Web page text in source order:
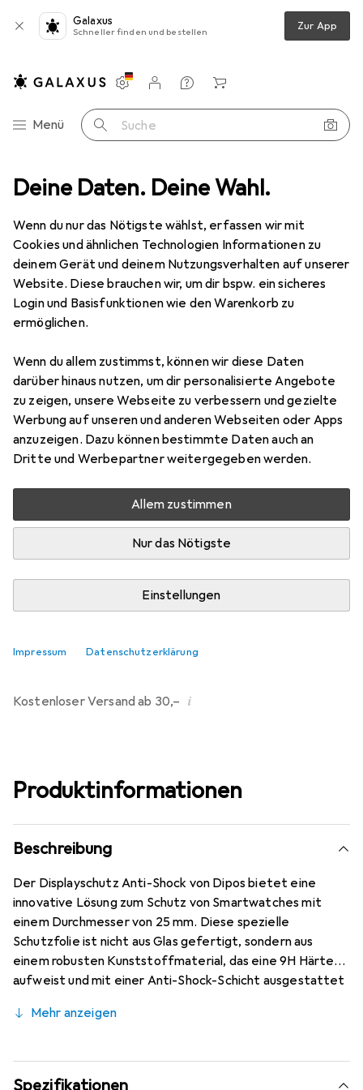
Deine Daten. Deine Wahl.
Wenn du nur das Nötigste wählst, erfassen wir mit
Cookies und ähnlichen Technologien Informationen zu
deinem Gerät und deinem Nutzungsverhalten auf unserer
Website. Diese brauchen wir, um dir bspw. ein sicheres
Login und Basisfunktionen wie den Warenkorb zu
ermöglichen.
Wenn du allem zustimmst, können wir diese Daten
darüber hinaus nutzen, um dir personalisierte Angebote
zu zeigen, unsere Webseite zu verbessern und gezielte
Werbung auf unseren und anderen Webseiten oder Apps
anzuzeigen. Dazu können bestimmte Daten auch an
Dritte und Werbepartner weitergegeben werden.
Allem zustimmen
Nur das Nötigste
Einstellungen
Impressum Datenschutzerklärung
Galaxus
Schneller finden und bestellen Zur App
Navigation nach Kategorien
Menü Suche
Einstellungen
Kundenkonto
Vergleichslisten
Merklisten
Warenkorb
Smartwatch Schutzfolie Dipos Displayschutz Anti-Shock
8 Bilder
DiposDisplayschutz Anti-Shock
EUR
8,98
298
Bewertungen Marke
Mehr von Dipos
Mehr als 10 Stück an Lager beim Drittanbieter
Lieferort angeben für genaue Lieferzeit
In den Warenkorb
Vergleichen
Kostenloser Versand ab 30,– i
Produktinformationen
Beschreibung
Der Displayschutz Anti-Shock von Dipos bietet eine
innovative Lösung zum Schutz von Smartwatches mit
einem Durchmesser von 25 mm. Diese spezielle
Schutzfolie ist nicht aus Glas gefertigt, sondern aus
einem robusten Kunststoffmaterial, das eine 9H Härte
aufweist und mit einer Anti-Shock-Schicht ausgestattet
splittert, was sie zu einer sicheren Wahl für den täglichen
Anti-Fingerprint-Beschichtung versehen, die die
Ansammlung von Fingerabdrücken minimiert und die
Mehr anzeigen
Spezifikationen